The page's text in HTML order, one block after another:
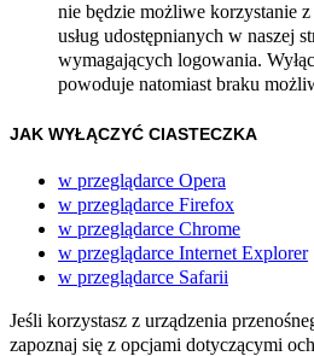
nie będzie możliwe korzystanie
usług udostępnianych w naszej
wymagających logowania.
powoduje natomiast braku
JAK WYŁĄCZYĆ CIASTECZKA
w przeglądarce Opera
w przeglądarce Firefox
w przeglądarce Chrome
w przeglądarce Internet Explorer
w przeglądarce Safarii
Jeśli korzystasz z urządzenia
zapoznaj się z opcjami dotyczącymi